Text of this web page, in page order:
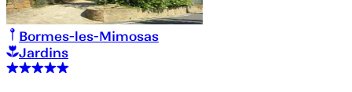
Bormes-les-Mimosas
Jardins